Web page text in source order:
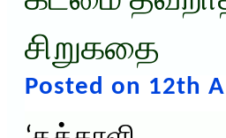
சிறுகதை
Posted on 12th